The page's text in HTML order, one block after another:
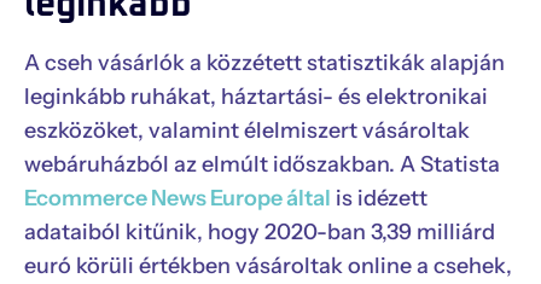
A cseh vásárlók a közzétett statisztikák alapján
leginkább ruhákat, háztartási- és elektronikai
eszközöket, valamint élelmiszert vásároltak
webáruházból az elmúlt időszakban. A Statista
Ecommerce News Europe által is idézett
adataiból kitűnik, hogy 2020-ban 3,39 milliárd
euró körüli értékben vásároltak online a csehek,